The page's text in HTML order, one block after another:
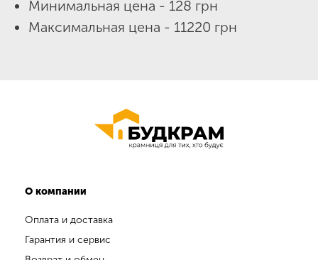
Минимальная цена - 128 грн
Максимальная цена - 11220 грн
О компании
Оплата и доставка
Гарантия и сервис